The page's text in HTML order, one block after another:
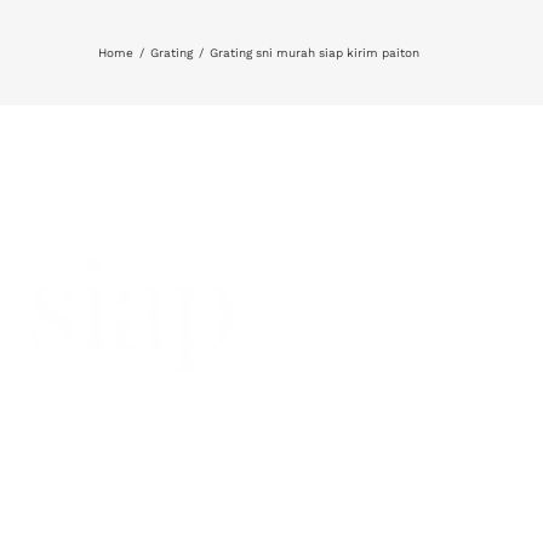
Home Grating Grating sni murah siap kirim paiton